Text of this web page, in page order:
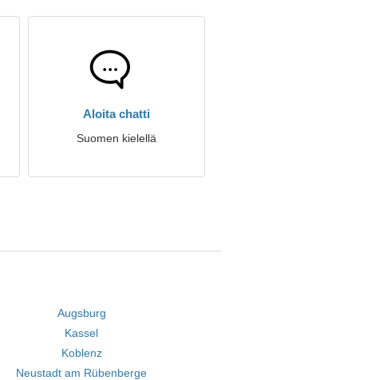
Aloita chatti
Suomen kielellä
Augsburg
Kassel
Koblenz
Neustadt am Rübenberge